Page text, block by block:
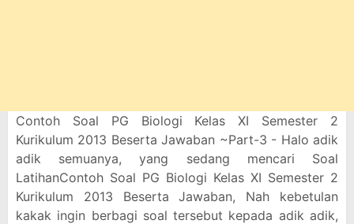
Contoh Soal PG Biologi Kelas XI Semester 2
Kurikulum 2013 Beserta Jawaban ~Part-3 - Halo adik
adik semuanya, yang sedang mencari Soal
LatihanContoh Soal PG Biologi Kelas XI Semester 2
Kurikulum 2013 Beserta Jawaban, Nah kebetulan
kakak ingin berbagi soal tersebut kepada adik adik,